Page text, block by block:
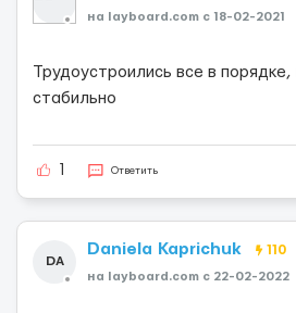
на layboard.com c 18-02-2021
Трудоустроились все в
стабильно
Ответить
DA
Daniela Kaprichuk 110
на layboard.com c 22-02-2022